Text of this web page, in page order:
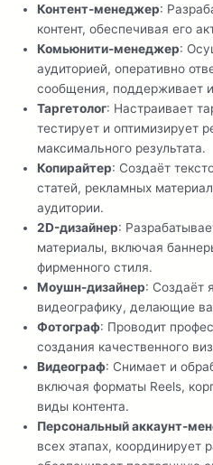
Контент-менеджер:
контент, обеспечивая его
Комьюнити-менеджер:
аудиторией, оперативно
сообщения, поддерживает
Таргетолог: Настраивает
тестирует и оптимизирует
максимального результата.
Копирайтер: Создаёт
статей, рекламных
аудитории.
2D-дизайнер:
материалы, включая
фирменного стиля.
Моушн-дизайнер: Создаёт
видеографику, делающие
Фотограф: Проводит
создания качественного
Видеограф: Снимает и
включая форматы Reels,
виды контента.
Персональный аккаунт-
всех этапах, координирует